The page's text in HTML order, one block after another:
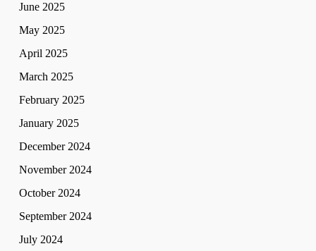
June 2025
May 2025
April 2025
March 2025
February 2025
January 2025
December 2024
November 2024
October 2024
September 2024
July 2024